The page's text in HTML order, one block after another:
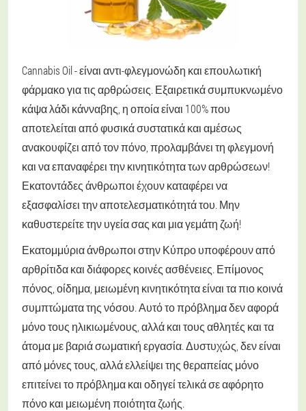
Cannabis Oil - είναι αντι-φλεγμονώδη και επουλωτική
φάρμακο για τις αρθρώσεις. Εξαιρετικά συμπυκνωμένο
κάψα λάδι κάνναβης, η οποία είναι 100% που
αποτελείται από φυσικά συστατικά και αμέσως
ανακουφίζει από τον πόνο, προλαμβάνει τη φλεγμονή
και να επαναφέρει την κινητικότητα των αρθρώσεων!
Εκατοντάδες άνθρωποι έχουν καταφέρει να
εξασφαλίσει την αποτελεσματικότητά του. Μην
καθυστερείτε την υγεία σας και μια γεμάτη ζωή!
Εκατομμύρια άνθρωποι στην Κύπρο υποφέρουν από
αρθρίτιδα και διάφορες κοινές ασθένειες. Επίμονος
πόνος, οίδημα, μειωμένη κινητικότητα είναι τα πιο κοινά
συμπτώματα της νόσου. Αυτό το πρόβλημα δεν αφορά
μόνο τους ηλικιωμένους, αλλά και τους αθλητές και τα
άτομα με βαριά σωματική εργασία. Δυστυχώς, δεν είναι
από μόνες τους, αλλά ελλείψει της θεραπείας μόνο
επιτείνει το πρόβλημα και οδηγεί τελικά σε αφόρητο
πόνο και μειωμένη ποιότητα ζωής.